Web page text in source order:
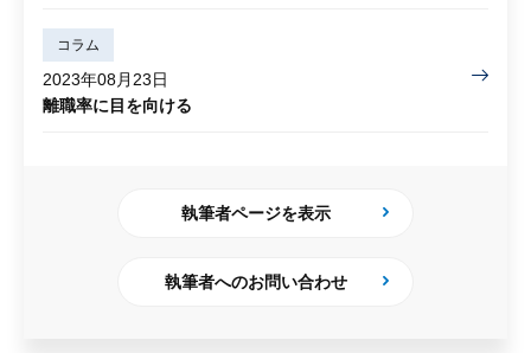
コラム
2023年08月23日
離職率に目を向ける
執筆者ページを表示
執筆者へのお問い合わせ